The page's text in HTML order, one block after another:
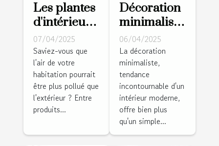
Les plantes
d'intérieur
faciles
d'entretien
pour
purifier l'air
de votre
maison
07/04/2025
Saviez-vous que
l'air de votre
habitation pourrait
être plus pollué que
l'extérieur ? Entre
produits...
Décoration
minimaliste
pour la
maison
principes et
idées pour
un intérieur
épuré
06/04/2025
La décoration
minimaliste,
tendance
incontournable d'un
intérieur moderne,
offre bien plus
qu'un simple...